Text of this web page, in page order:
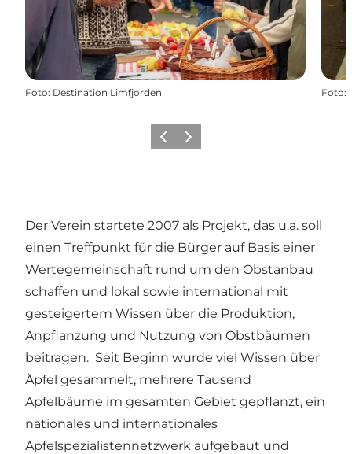
Foto: Destination Limfjorden Foto:
Vorherige Folie
Nächste Folie
Der Verein startete 2007 als Projekt, das u.a. soll
einen Treffpunkt für die Bürger auf Basis einer
Wertegemeinschaft rund um den Obstanbau
schaffen und lokal sowie international mit
gesteigertem Wissen über die Produktion,
Anpflanzung und Nutzung von Obstbäumen
beitragen. Seit Beginn wurde viel Wissen über
Äpfel gesammelt, mehrere Tausend
Apfelbäume im gesamten Gebiet gepflanzt, ein
nationales und internationales
Apfelspezialistennetzwerk aufgebaut und